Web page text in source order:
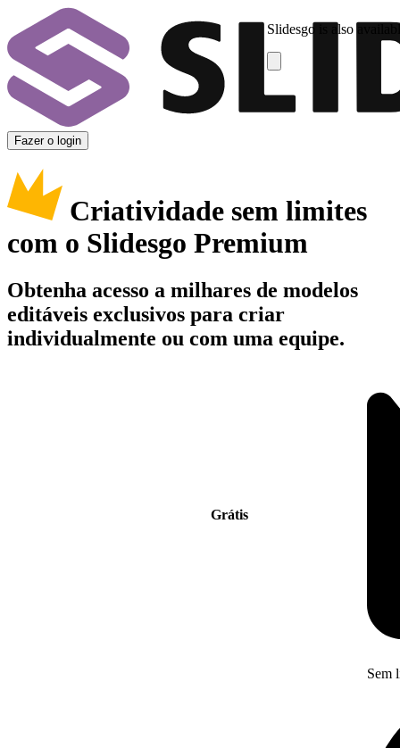
Slidesgo is also
Fazer o login
Criatividade sem limites
com o Slidesgo Premium
Obtenha acesso a milhares de modelos
editáveis exclusivos para criar
individualmente ou com uma equipe.
Grátis
Sem